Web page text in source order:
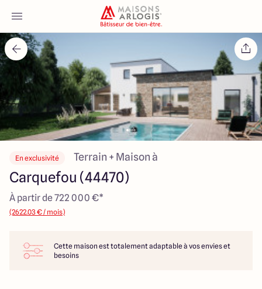
Accueil
Nos maisons
Nos annonces
Votre projet
Qui sommes-nous
Maisons ARLOGIS Nantes
En exclusivité Terrain + Maison à
Carquefou (44470)
À partir de 722 000 €*
(2622.03 € / mois)
Cette maison est totalement adaptable à vos envies et
besoins